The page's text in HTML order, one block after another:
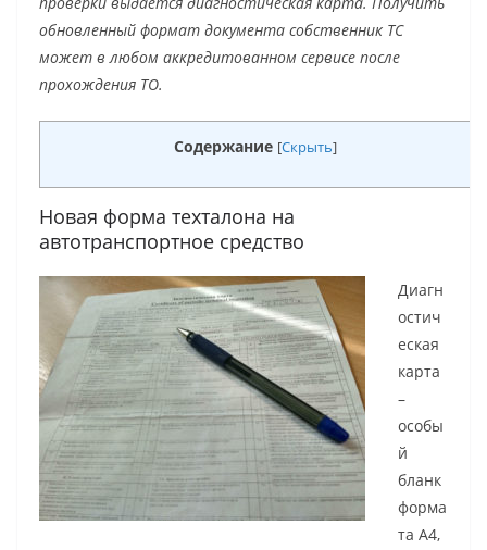
обновленный формат документа собственник ТС
может в любом аккредитованном сервисе после
прохождения ТО.
Содержание [Скрыть]
Новая форма техталона на
автотранспортное средство
Диагн
остич
еская
карта
–
особы
й
бланк
форма
та А4,